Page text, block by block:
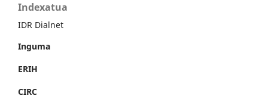
Indexatua
IDR Dialnet
Inguma
ERIH
CIRC